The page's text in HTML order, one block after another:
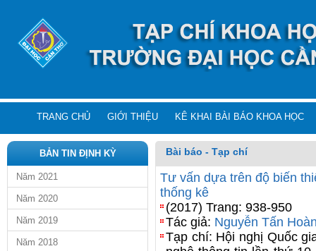
TRANG CHỦ GIỚI THIỆU KÊ KHAI BÀI BÁO KHOA HỌC
BẢN TIN ĐỊNH KỲ
Năm 2021
Năm 2020
Năm 2019
Năm 2018
Bài báo - Tạp chí
Tư vấn dựa trên độ biến
thống kê
(2017) Trang: 938-950
Tác giả: Nguyễn Tấn
Tạp chí: Hội nghị Quốc